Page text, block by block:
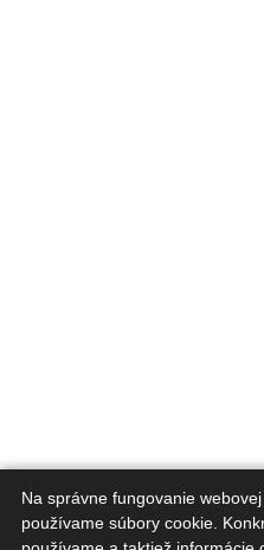
Na správne fungovanie
používame súbory cookie.